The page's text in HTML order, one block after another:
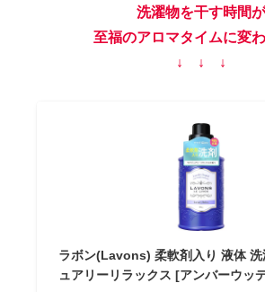
洗濯物を干す時間が
至福のアロマタイムに変
↓ ↓ ↓
ラボン(Lavons) 柔軟剤入り 液体 洗
ュアリーリラックス [アンバーウッ